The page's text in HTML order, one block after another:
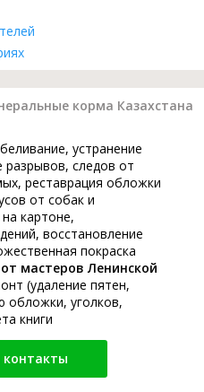
корма Казахстана
устранение
разрывов, следов от
реставрация обложки
от собак и
картоне,
восстановление
покраска
от мастеров Ленинской
(удаление пятен,
обложки, уголков,
книги
контакты